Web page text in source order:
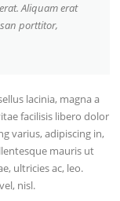
Aliquam erat
porttitor,
lacinia, magna a
facilisis libero dolor
varius, adipiscing in,
mauris ut
ultricies ac, leo.
nisl.